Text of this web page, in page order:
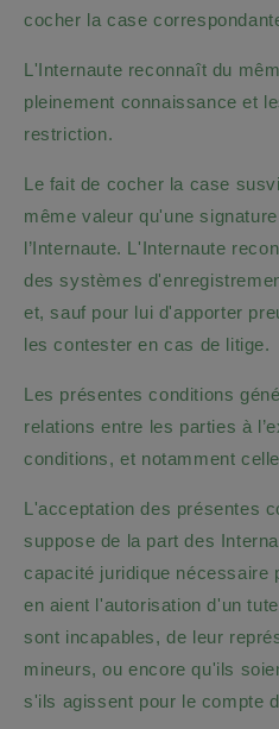
cocher la case
L'Internaute reconnaît du
pleinement connaissance et
restriction.
Le fait de cocher la case
même valeur qu'une
l’Internaute. L'Internaute
des systèmes
et, sauf pour lui d'apporter
les contester en cas de litige.
Les présentes conditions
relations entre les parties à
conditions, et notamment
L'acceptation des présentes
suppose de la part des
capacité juridique nécessaire
en aient l'autorisation d'un
sont incapables, de leur
mineurs, ou encore qu'ils
s'ils agissent pour le compte